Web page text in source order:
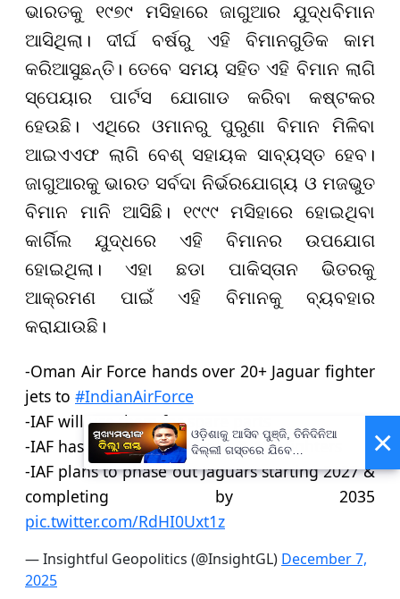
ଭାରତକୁ ୧୯୭୯ ମସିହାରେ ଜାଗୁଆର ଯୁଦ୍ଧବିମାନ
ଆସିଥିଲା। ଦୀର୍ଘ ବର୍ଷରୁ ଏହି ବିମାନଗୁଡିକ କାମ
କରିଆସୁଛନ୍ତି। ତେବେ ସମୟ ସହିତ ଏହି ବିମାନ ଲାଗି
ସ୍ପେୟାର ପାର୍ଟସ ଯୋଗାଡ କରିବା କଷ୍ଟକର
ହେଉଛି। ଏଥିରେ ଓମାନରୁ ପୁରୁଣା ବିମାନ ମିଳିବା
ଆଇଏଏଫ ଲାଗି ବେଶ୍ ସହାୟକ ସାବ୍ୟସ୍ତ ହେବ।
ଜାଗୁଆରକୁ ଭାରତ ସର୍ବଦା ନିର୍ଭରଯୋଗ୍ୟ ଓ ମଜଭୁତ
ବିମାନ ମାନି ଆସିଛି। ୧୯୯୯ ମସିହାରେ ହୋଇଥିବା
କାର୍ଗିଲ ଯୁଦ୍ଧରେ ଏହି ବିମାନର ଉପଯୋଗ
ହୋଇଥିଲା। ଏହା ଛଡା ପାକିସ୍ତାନ ଭିତରକୁ
ଆକ୍ରମଣ ପାଇଁ ଏହି ବିମାନକୁ ବ୍ୟବହାର
କରାଯାଉଛି।
-Oman Air Force hands over 20+ Jaguar fighter
jets to #IndianAirForce
-IAF will use them for spare parts
-IAF has 6 Jaguar squadrons & 120 fighters
-IAF plans to phase out Jaguars starting 2027 &
completing by 2035
pic.twitter.com/RdHI0Uxt1z
— Insightful Geopolitics (@InsightGL) December 7,
2025
×
ଓଡ଼ିଶାକୁ ଆସିବ ପୁଞ୍ଜି, ତିନିଦିନିଆ
ଦିଲ୍ଲୀ ଗସ୍ତରେ ଯିବେ
ମୁଖ୍ୟମନ୍ତ୍ରୀ ମୋହନ ମାଝୀ